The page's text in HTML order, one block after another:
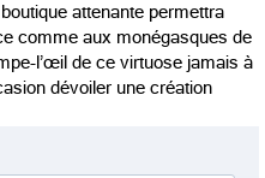
attenante permettra
comme aux monégasques de
l’œil de ce virtuose jamais à
dévoiler une création